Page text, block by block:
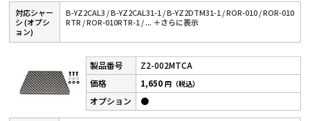
対応シャー
シ (オプシ
ョン)
B-YZ2CAL3 /B-YZ2CAL31-1 /B-YZ2DTM31-1 /ROR-010 /ROR-010
RTR /ROR-010RTR-1 /... ＋さらに表⽰
Z2-002MTCA
1,650円（税込）
●